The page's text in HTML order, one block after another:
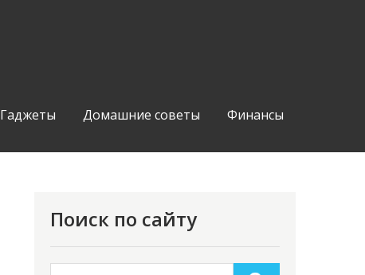
Гаджеты Домашние советы Финансы
Поиск по сайту